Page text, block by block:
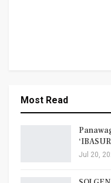
Most Read
Jul 20,